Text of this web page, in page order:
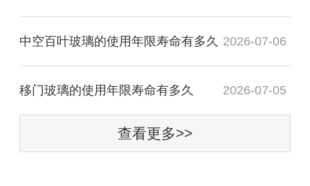
中空百叶玻璃的使用年限寿命有多久 2026-07-06
移门玻璃的使用年限寿命有多久 2026-07-05
查看更多>>